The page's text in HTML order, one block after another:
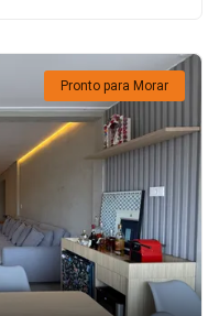
Pronto para Morar